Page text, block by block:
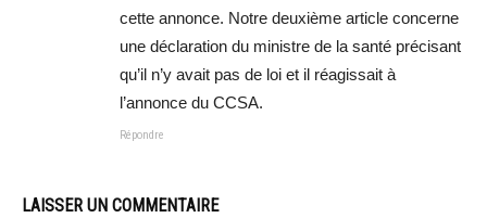
cette annonce. Notre deuxième article concerne
une déclaration du ministre de la santé précisant
qu’il n’y avait pas de loi et il réagissait à
l’annonce du CCSA.
Répondre
LAISSER UN COMMENTAIRE